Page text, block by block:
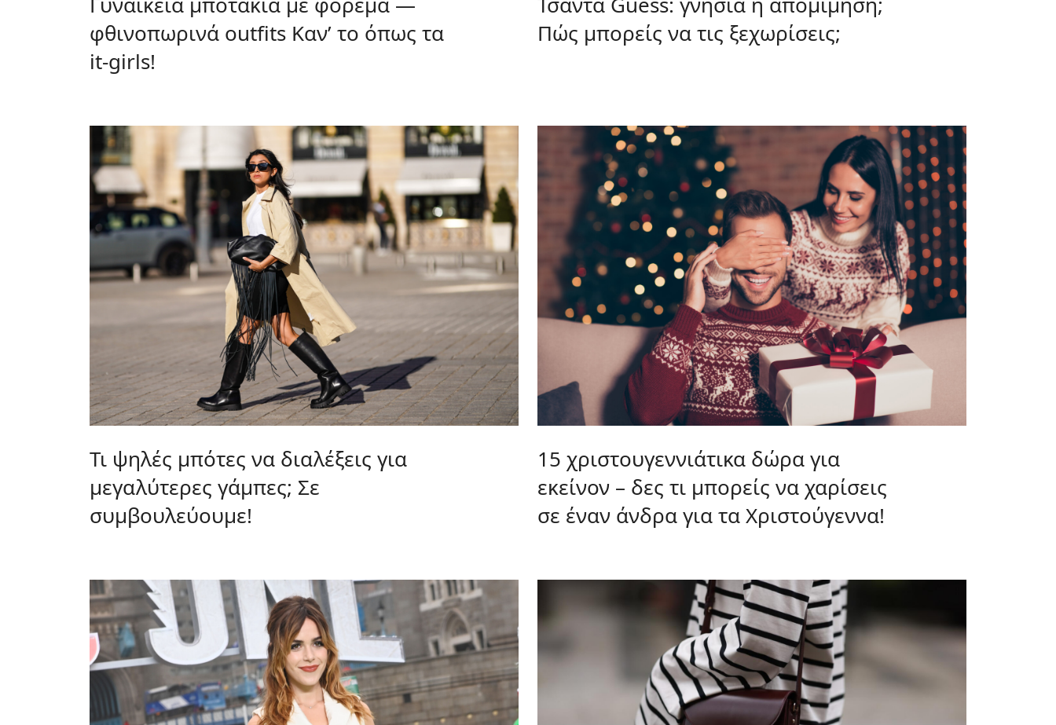
φθινοπωρινά outfits Καν’ το όπως τα
it-girls!
Πώς μπορείς να τις ξεχωρίσεις;
Τι ψηλές μπότες να διαλέξεις για
μεγαλύτερες γάμπες; Σε
συμβουλεύουμε!
15 χριστουγεννιάτικα δώρα για
εκείνον – δες τι μπορείς να χαρίσεις
σε έναν άνδρα για τα Χριστούγεννα!